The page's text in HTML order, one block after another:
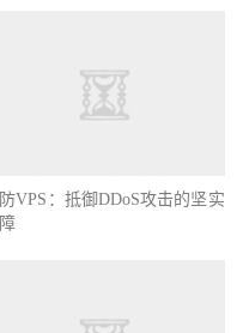
VPS：抵御DDoS攻击的坚实